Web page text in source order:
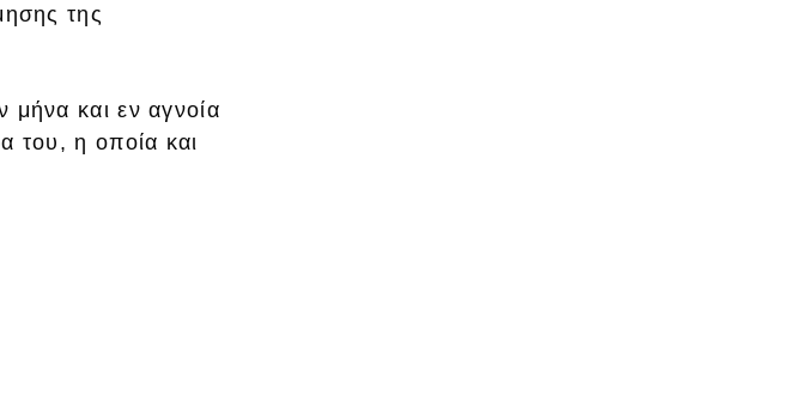
της
και εν αγνοία
του, η οποία και